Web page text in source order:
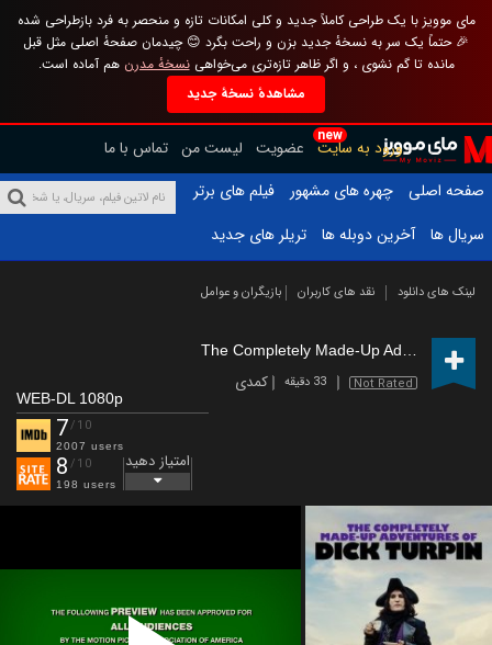
مای موویز با یک طراحی کاملاً جدید و کلی امکانات تازه و منحصر به فرد بازطراحی شده
🎉 حتماً یک سر به نسخهٔ جدید بزن و راحت بگرد 😊 چیدمان صفحهٔ اصلی مثل قبل
مانده تا گم نشوی ، و اگر ظاهر تازه‌تری می‌خواهینسخهٔ مدرن هم آماده است.
مشاهدهٔ نسخهٔ جدید
new
ورود به سایت عضویت لیست من تماس با ما
صفحه اصلی
چهره های مشهور
فیلم های برتر
سریال ها
آخرین دوبله ها تریلر های جدید
لینک های دانلود نقد های کاربران بازیگران و عوامل
Not Rated 33 دقیقه کمدی
WEB-DL 1080p
7/10
2007 users
8 /10
198 users
امتیاز دهید